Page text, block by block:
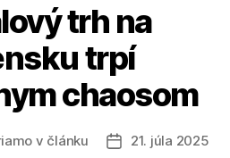
trh na
trpí
chaosom
v článku
Dátum
21. júla 2025